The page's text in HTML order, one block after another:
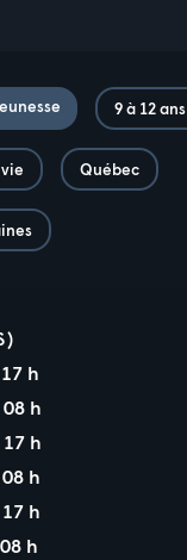
9 à 12 ans
Québec
h
h
h
h
h
h